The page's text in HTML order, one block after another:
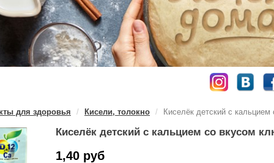
для здоровья Кисели, толокно Киселёк детский с
Киселёк детский с кальцием со вкусом
1,40 руб